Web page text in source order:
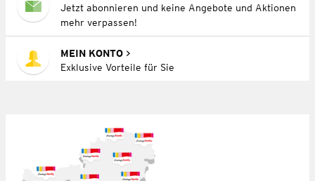
Jetzt abonnieren und keine Angebote und Aktionen
mehr verpassen!
MEIN KONTO
Exklusive Vorteile für Sie